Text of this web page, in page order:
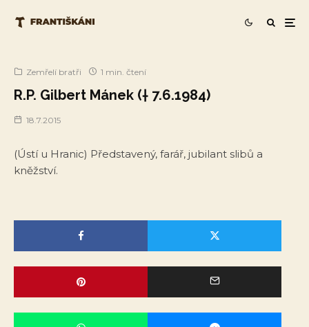
Zemřelí bratři 1 min. čtení
R.P. Gilbert Mánek († 7.6.1984)
18.7.2015
(Ústí u Hranic) Představený, farář, jubilant slibů a
kněžství.